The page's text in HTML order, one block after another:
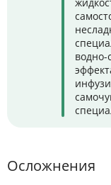
водно-
Осложнения